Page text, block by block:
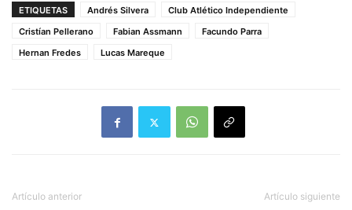
ETIQUETAS Andrés Silvera
Club Atlético Independiente
Cristían Pellerano
Fabian Assmann
Facundo Parra
Hernan Fredes
Lucas Mareque
Artículo anterior Artículo siguiente